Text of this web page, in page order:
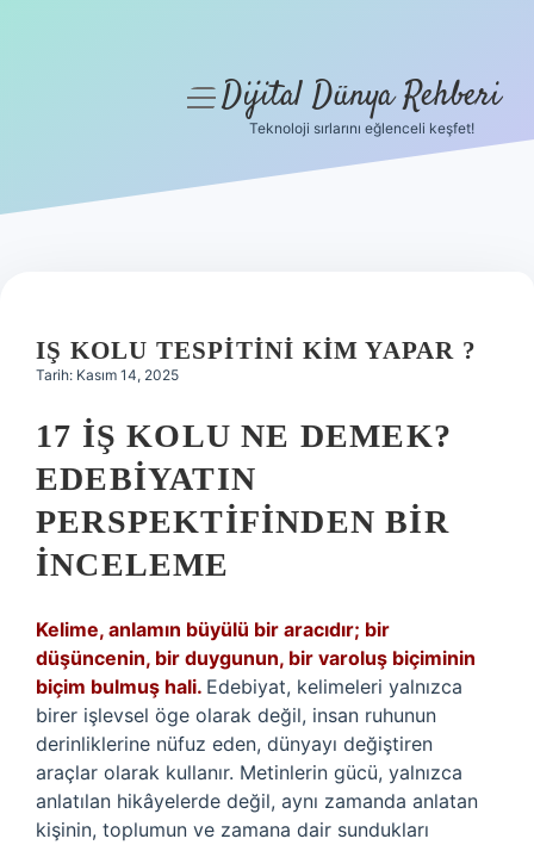
Hakkımızda
menüyüDijital Dünya Rehberi
Teknoloji sırlarını eğlenceli keşfet!
IŞ KOLU TESPITINI KIM YAPAR ?
Tarih: Kasım 14, 2025
17 İŞ KOLU NE DEMEK?
EDEBIYATIN
PERSPEKTIFINDEN BIR
İNCELEME
Kelime, anlamın büyülü bir aracıdır; bir
düşüncenin, bir duygunun, bir varoluş biçiminin
biçim bulmuş hali. Edebiyat, kelimeleri yalnızca
birer işlevsel öge olarak değil, insan ruhunun
derinliklerine nüfuz eden, dünyayı değiştiren
araçlar olarak kullanır. Metinlerin gücü, yalnızca
anlatılan hikâyelerde değil, aynı zamanda anlatan
kişinin, toplumun ve zamana dair sundukları